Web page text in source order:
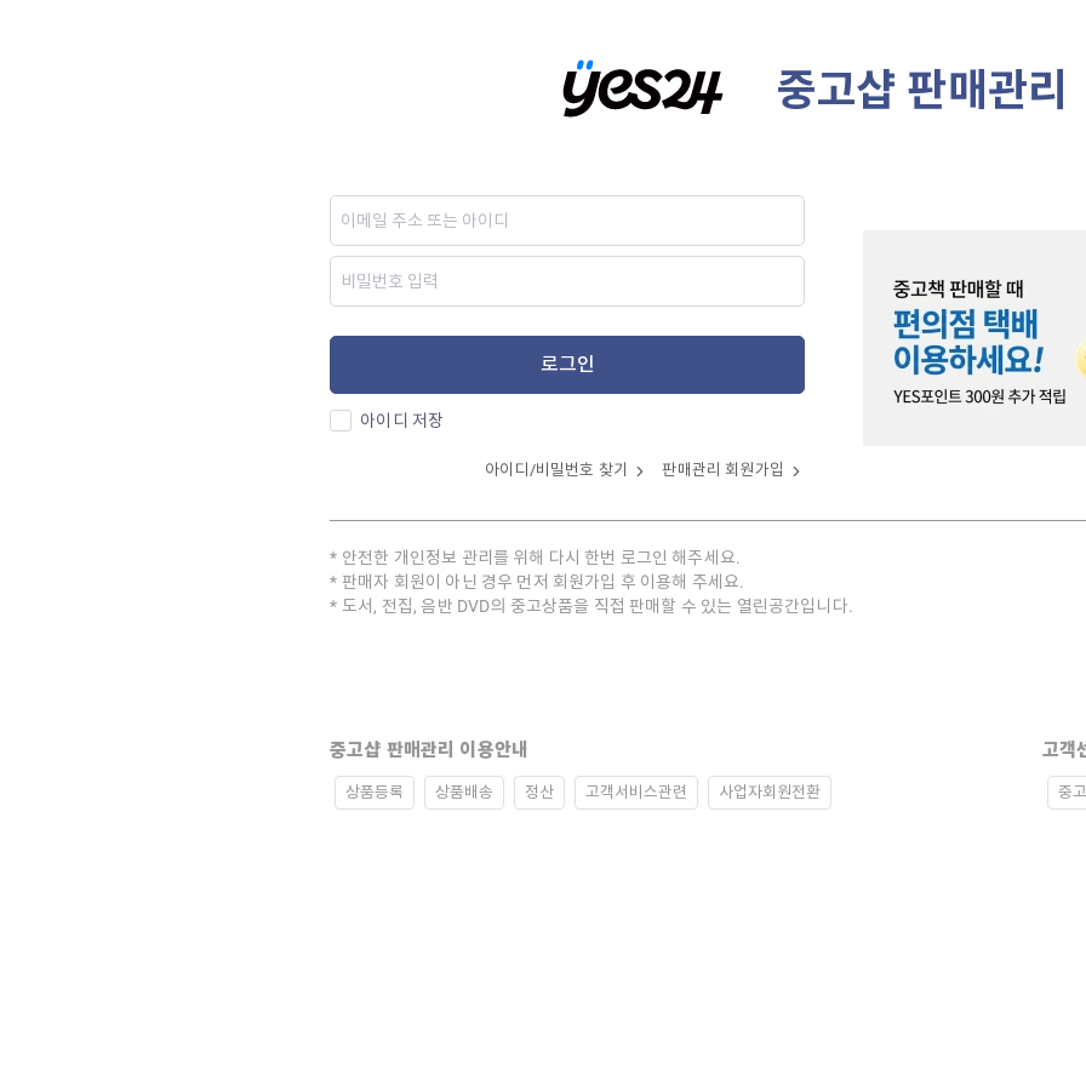
중고샵 판매관리
로그인
아이디 저장
아이디/비밀번호 찾기 판매관리 회원가입
안전한 개인정보 관리를 위해 다시 한번 로그인 해주세요.
판매자 회원이 아닌 경우 먼저 회원가입 후 이용해 주세요.
도서, 전집, 음반 DVD의 중고상품을 직접 판매할 수 있는 열린공간입니다.
중고샵 판매관리 이용안내
상품등록 상품배송 정산 고객서비스관련 사업자회원전환
고객
중